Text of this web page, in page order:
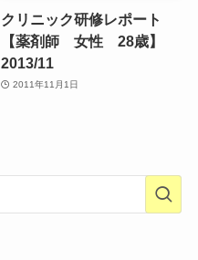
クリニック研修レポート
【薬剤師 女性 28歳】
2013/11
2011年11月1日